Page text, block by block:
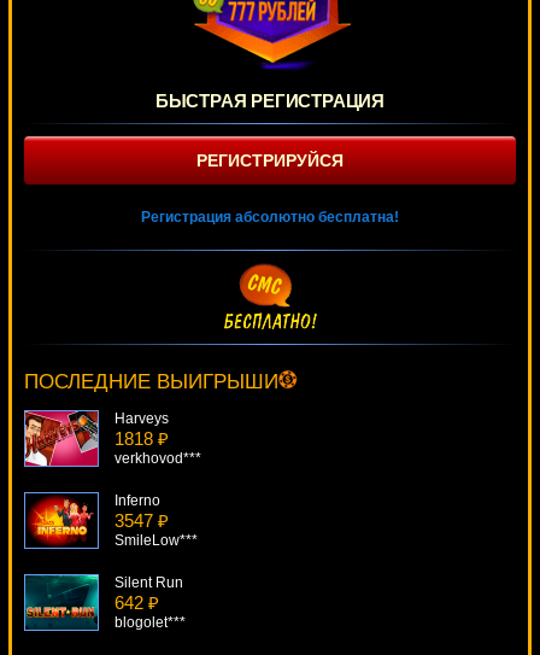
БЫСТРАЯ РЕГИСТРАЦИЯ
РЕГИСТРИРУЙСЯ
Регистрация абсолютно бесплатна!
ПОСЛЕДНИЕ ВЫИГРЫШИ
Root77***
Harveys
1818 ₽
verkhovod***
Inferno
3547 ₽
SmileLow***
Silent Run
642 ₽
blogolet***